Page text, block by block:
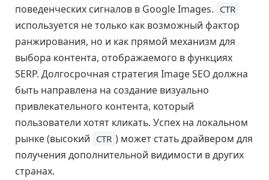
поведенческих сигналов в Google Images. CTR
используется не только как возможный фактор
ранжирования, но и как прямой механизм для
выбора контента, отображаемого в функциях
SERP. Долгосрочная стратегия Image SEO должна
быть направлена на создание визуально
привлекательного контента, который
пользователи хотят кликать. Успех на локальном
рынке (высокий CTR ) может стать драйвером для
получения дополнительной видимости в других
странах.